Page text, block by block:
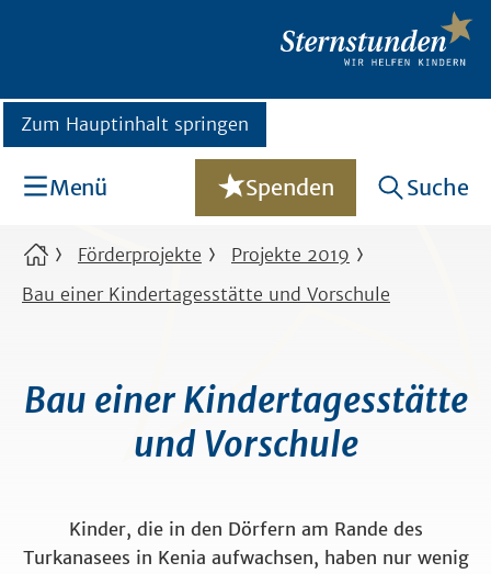
Zum Hauptinhalt springen
Menü Spenden Suche
Förderprojekte
Projekte 2019
Bau einer Kindertagesstätte und Vorschule
Bau einer Kindertagesstätte
und Vorschule
Kinder, die in den Dörfern am Rande des
Turkanasees in Kenia aufwachsen, haben nur wenig